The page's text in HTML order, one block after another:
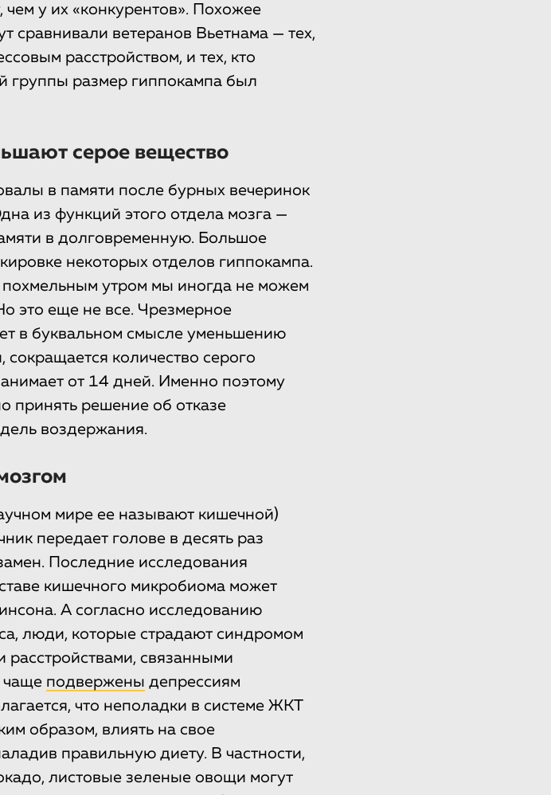
у их «конкурентов». Похожее
сравнивали ветеранов Вьетнама — тех,
расстройством, и тех, кто
группы размер гиппокампа был
серое вещество
в памяти после бурных вечеринок
из функций этого отдела мозга —
в долговременную. Большое
некоторых отделов гиппокампа.
похмельным утром мы иногда не можем
это еще не все. Чрезмерное
в буквальном смысле уменьшению
сокращается количество серого
от 14 дней. Именно поэтому
принять решение об отказе
воздержания.
мире ее называют кишечной)
передает голове в десять раз
Последние исследования
кишечного микробиома может
А согласно исследованию
люди, которые страдают синдромом
связанными
чаще подвержены депрессиям
что неполадки в системе ЖКТ
образом, влиять на свое
правильную диету. В частности,
листовые зеленые овощи могут